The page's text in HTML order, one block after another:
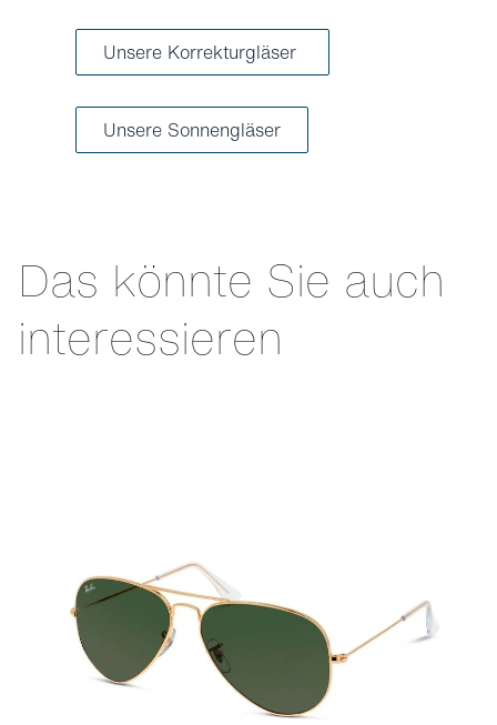
Unsere Korrekturgläser
Unsere Sonnengläser
Das könnte Sie auch
interessieren